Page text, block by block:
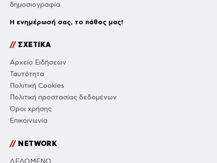
δημοσιογραφία.
Η ενημέρωσή σας, το πάθος μας!
//ΣΧΕΤΙΚΑ
Αρχείο Ειδήσεων
Ταυτότητα
Πολιτική Cookies
Πολιτική προστασίας δεδομένων
Όροι χρήσης
Επικοινωνία
//NETWORK
ΔΕΔΟΜΕΝΟ